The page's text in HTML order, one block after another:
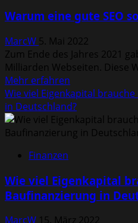
IBD
Ihrem
Hund
mit
einem
Futterwechsel
lindern
können
Warum eine gute SEO
MarcW 5. Mai 2022
Zum Ende des Jahres 2021
Milliarden Webseiten. Diese
Mehr erfahren
Informationen
über
Warum
eine
wichtig
ist
Wie viel Eigenkapital
in Deutschland?
Finanzen
Wie viel Eigenkapital
Baufinanzierung in
MarcW 15. März 2022